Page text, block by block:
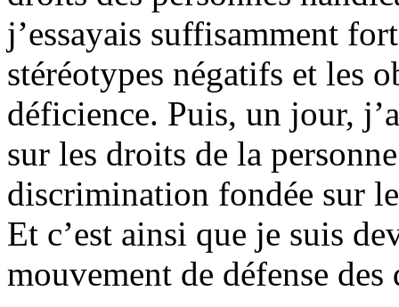
j’essayais suffisamment
stéréotypes négatifs et les
déficience. Puis, un jour,
sur les droits de la
discrimination fondée sur
Et c’est ainsi que je suis
mouvement de défense